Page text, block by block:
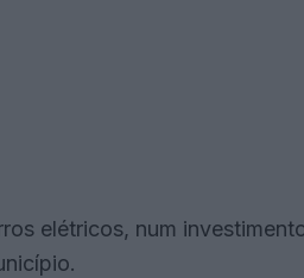
elétricos, num